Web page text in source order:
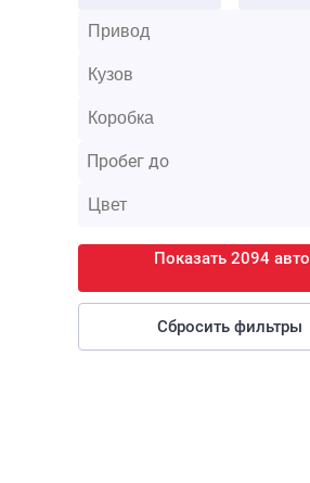
Показать 2094 авто
Сбросить фильтры